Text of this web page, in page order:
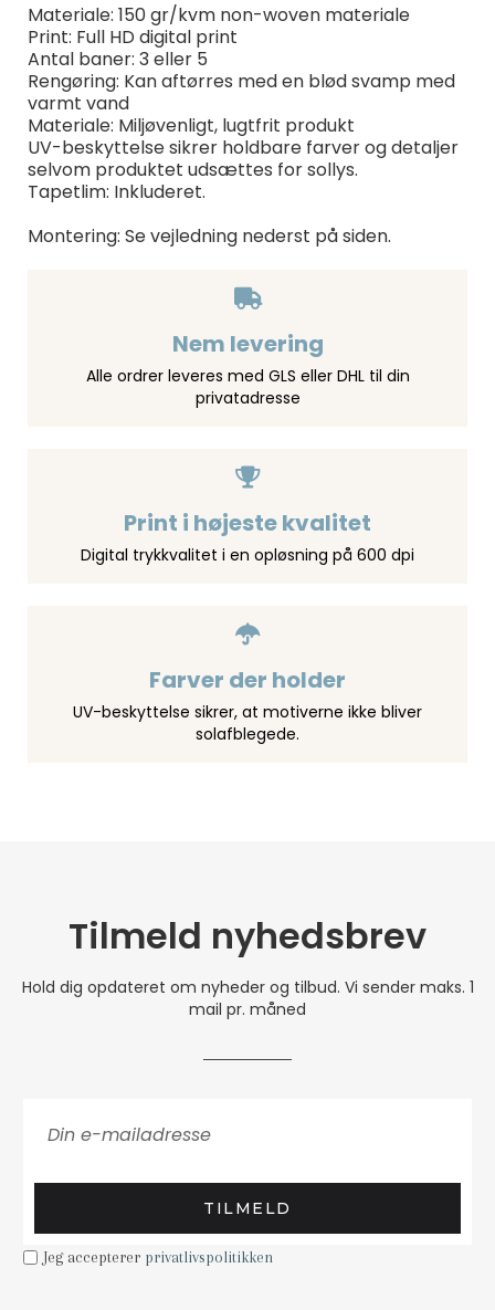
Materiale: 150 gr/kvm non-woven materiale
Print: Full HD digital print
Antal baner: 3 eller 5
Rengøring: Kan aftørres med en blød svamp med
varmt vand
Materiale: Miljøvenligt, lugtfrit produkt
UV-beskyttelse sikrer holdbare farver og detaljer
selvom produktet udsættes for sollys.
Tapetlim: Inkluderet.
Montering: Se vejledning nederst på siden.
Nem levering
Alle ordrer leveres med GLS eller DHL til din
privatadresse
Print i højeste kvalitet
Digital trykkvalitet i en opløsning på 600 dpi
Farver der holder
UV-beskyttelse sikrer, at motiverne ikke bliver
solafblegede.
Tilmeld nyhedsbrev
Hold dig opdateret om nyheder og tilbud. Vi sender maks. 1
mail pr. måned
TILMELD
Jeg accepterer privatlivspolitikken